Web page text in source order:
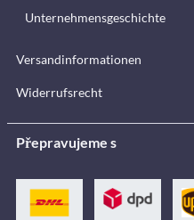
Unternehmensgeschichte
Versandinformationen
Widerrufsrecht
Přepravujeme s